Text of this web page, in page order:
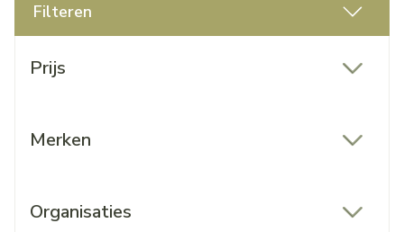
Filteren
Prijs
Merken
Organisaties